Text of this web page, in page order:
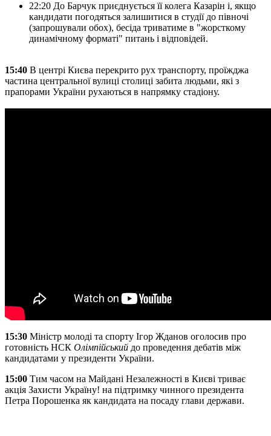
22:20 До Барчук приєднується її колега Казарін і, якщо
кандидати погодяться залишитися в студії до півночі
(запрошували обох), бесіда триватиме в "жорсткому
динамічному форматі" питань і відповідей.
15:40 В центрі Києва перекрито рух транспорту, проїжджа
частина центральної вулиці столиці забита людьми, які з
прапорами України рухаються в напрямку стадіону.
15:30 Міністр молоді та спорту Ігор Жданов оголосив про
готовність НСК Олімпійський до проведення дебатів між
кандидатами у президенти України.
15:00 Тим часом на Майдані Незалежності в Києві триває
акція Захисти Україну! на підтримку чинного президента
Петра Порошенка як кандидата на посаду глави держави.